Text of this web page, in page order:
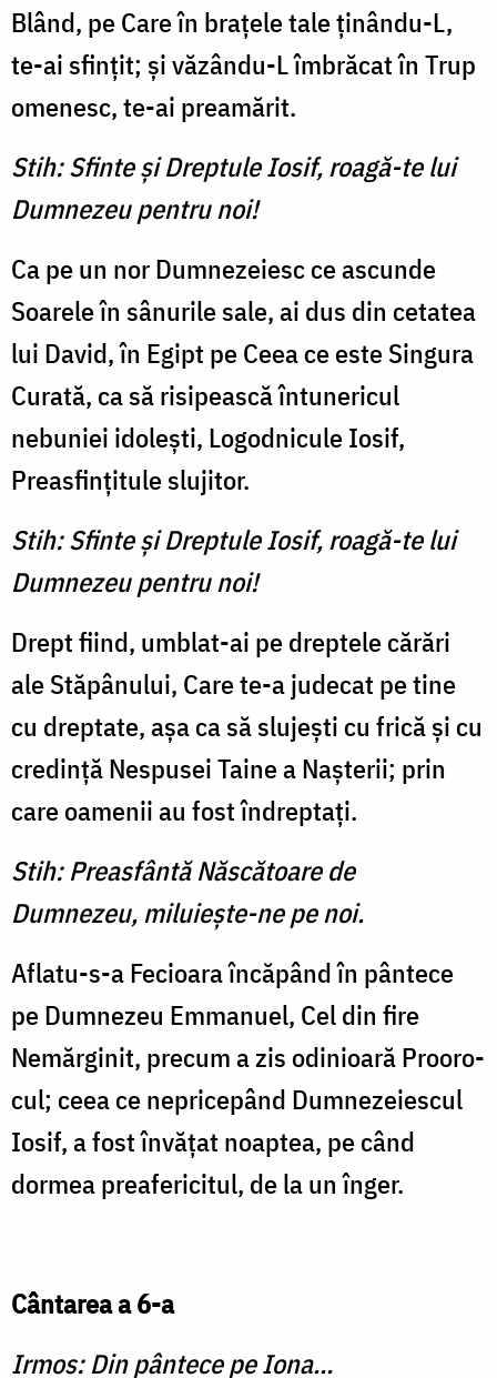
Blând, pe Care în braţele tale ţinându-L,
te-ai sfinţit; şi văzându-L îmbrăcat în Trup
omenesc, te-ai preamărit.
Stih: Sfinte şi Dreptule Iosif, roagă-te lui
Dumnezeu pentru noi!
Ca pe un nor Dumnezeiesc ce ascunde
Soarele în sânurile sale, ai dus din cetatea
lui David, în Egipt pe Ceea ce este Singura
Curată, ca să risipească întune­ricul
nebuniei idoleşti, Logodnicule Iosif,
Preasfinţitule slujitor.
Stih: Sfinte şi Dreptule Iosif, roagă-te lui
Dumnezeu pentru noi!
Drept fiind, umblat-ai pe dreptele cărări
ale Stăpânului, Care te-a judecat pe tine
cu dreptate, aşa ca să slujeşti cu frică şi cu
credinţă Nespusei Tai­ne a Naşterii; prin
care oamenii au fost îndreptaţi.
Stih: Preasfântă Născătoare de
Dumnezeu, miluieşte-ne pe noi.
Aflatu-s-a Fecioara încăpând în pântece
pe Dumnezeu Emmanuel, Cel din fire
Nemărginit, precum a zis odinioară Prooro­
cul; ceea ce nepricepând Dum­nezeiescul
Iosif, a fost învăţat noaptea, pe când
dormea prea­fericitul, de la un înger.
Cântarea a 6-a
Irmos: Din pântece pe Iona...